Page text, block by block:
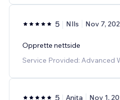
5 NIls Nov 7,
Opprette nettside
Service Provided: Advanced
5 Anita Nov 1,